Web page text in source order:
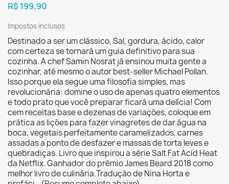
R$ 199,90
Impostos inclusos
Destinado a ser um clássico, Sal, gordura, ácido, calor
com certeza se tornará um guia definitivo para sua
cozinha. A chef Samin Nosrat já ensinou muita gente a
cozinhar, até mesmo o autor best-seller Michael Pollan.
Isso porque ela segue uma filosofia simples, mas
revolucionária: domine o uso de apenas quatro elementos
e todo prato que você preparar ficará uma delícia! Com
cem receitas base e dezenas de variações, coloque em
prática as lições para fazer vinagretes de dar água na
boca, vegetais perfeitamente caramelizados, carnes
assadas a ponto de desfazer e massas de torta leves e
quebradiças. Livro que inspirou a série Salt Fat Acid Heat
da Netflix. Ganhador do prêmio James Beard 2018 como
melhor livro de culinária.Tradução de Nina Horta e